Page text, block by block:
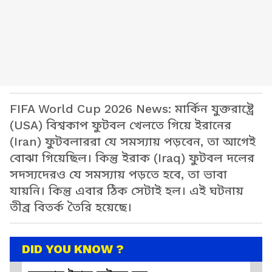
FIFA World Cup 2026 News: মার্কিন যুক্তরাষ্ট্রে
(USA) বিশ্বকাপ ফুটবল খেলতে গিয়ে ইরানের
(Iran) ফুটবলাররা যে সমস্যায় পড়বেন, তা আগেই
বোঝা গিয়েছিল। কিন্তু ইরাক (Iraq) ফুটবল দলের
সদস্যদেরও যে সমস্যায় পড়তে হবে, তা ভাবা
যায়নি। কিন্তু এবার ঠিক সেটাই হল। এই ঘটনায়
তীব্র বিতর্ক তৈরি হয়েছে।
DID YOU KNOW ?